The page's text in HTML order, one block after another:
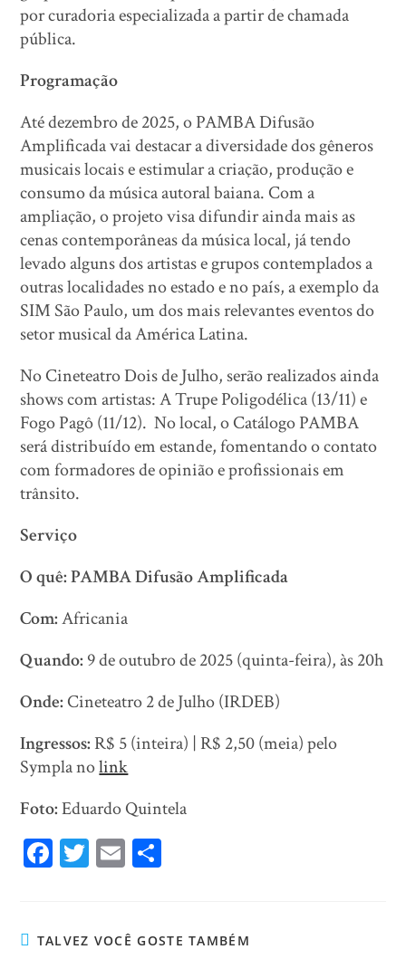
por curadoria especializada a partir de chamada
pública.
Programação
Até dezembro de 2025, o PAMBA Difusão
Amplificada vai destacar a diversidade dos gêneros
musicais locais e estimular a criação, produção e
consumo da música autoral baiana. Com a
ampliação, o projeto visa difundir ainda mais as
cenas contemporâneas da música local, já tendo
levado alguns dos artistas e grupos contemplados a
outras localidades no estado e no país, a exemplo da
SIM São Paulo, um dos mais relevantes eventos do
setor musical da América Latina.
No Cineteatro Dois de Julho, serão realizados ainda
shows com artistas: A Trupe Poligodélica (13/11) e
Fogo Pagô (11/12). No local, o Catálogo PAMBA
será distribuído em estande, fomentando o contato
com formadores de opinião e profissionais em
trânsito.
Serviço
O quê: PAMBA Difusão Amplificada
Com:Africania
Quando: 9 de outubro de 2025 (quinta-feira), às 20h
Onde: Cineteatro 2 de Julho (IRDEB)
Ingressos: R$ 5 (inteira) | R$ 2,50 (meia) pelo
Sympla nolink
Foto:Eduardo Quintela
Fa
ok
T
er
E
TALVEZ VOCÊ GOSTE TAMBÉM